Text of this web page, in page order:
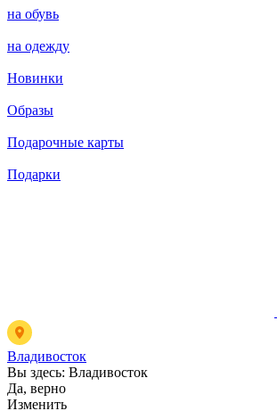
на обувь
на одежду
Новинки
Образы
Подарочные карты
Подарки
Владивосток
Вы здесь: Владивосток
Да, верно
Изменить